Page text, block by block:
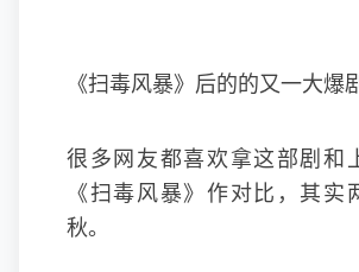
《扫毒风暴》后的的又一大爆
很多网友都喜欢拿这部剧和
《扫毒风暴》作对比，其实
秋。